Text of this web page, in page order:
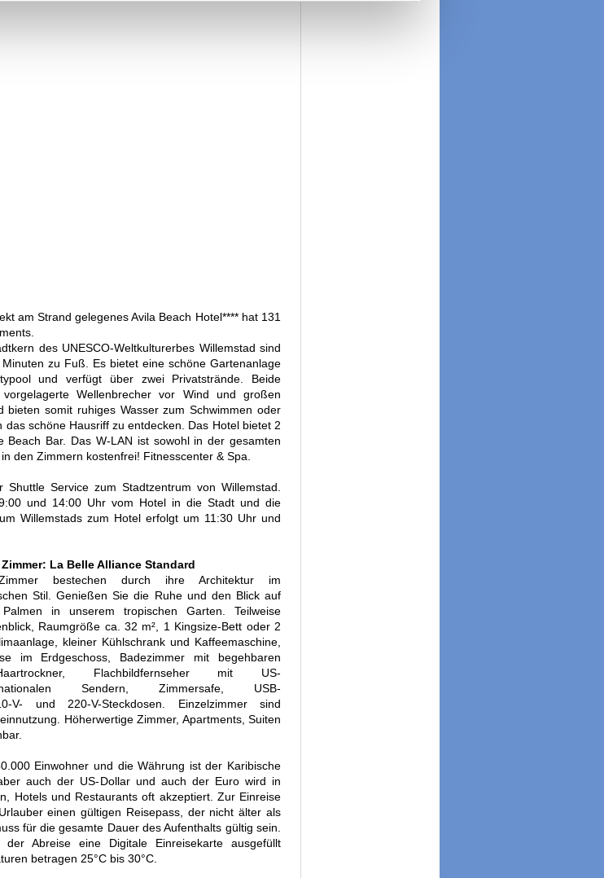
am Strand gelegenes Avila Beach Hotel**** hat 131
des UNESCO-Weltkulturerbes Willemstad sind
zu Fuß. Es bietet eine schöne Gartenanlage
und verfügt über zwei Privatstrände. Beide
Wellenbrecher vor Wind und großen
bieten somit ruhiges Wasser zum Schwimmen oder
das schöne Hausriff zu entdecken. Das Hotel bietet 2
Beach Bar.
Das W-LAN ist sowohl in der gesamten
den Zimmern kostenfrei! Fitnesscenter & Spa.
Shuttle Service zum Stadtzentrum von Willemstad.
und 14:00 Uhr vom Hotel in die Stadt und die
Willemstads zum Hotel erfolgt um 11:30 Uhr und
La Belle Alliance Standard
bestechen durch ihre Architektur im
Stil. Genießen Sie die Ruhe und den Blick auf
in unserem tropischen Garten. Teilweise
Raumgröße ca. 32 m², 1 Kingsize-Bett oder 2
kleiner Kühlschrank und Kaffeemaschine,
im Erdgeschoss, Badezimmer mit begehbaren
Flachbildfernseher mit US-
Sendern, Zimmersafe, USB-
V- und 220-V-Steckdosen. Einzelzimmer sind
Höherwertige Zimmer, Apartments, Suiten
Einwohner und die Währung ist der Karibische
auch der US-Dollar und auch der Euro wird in
Hotels und Restaurants oft akzeptiert. Zur Einreise
einen gültigen Reisepass, der nicht älter als
für die gesamte Dauer des Aufenthalts gültig sein.
Abreise eine Digitale Einreisekarte ausgefüllt
betragen 25°C bis 30°C.